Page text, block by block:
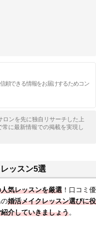
頼できる情報をお届けするためコン
ンを先に独自リサーチした上
に最新情報での掲載を実現し
ッスン5選
気レッスンを厳選 ！口コミ優
婚活メイクレッスン選びに役
介していきましょう。